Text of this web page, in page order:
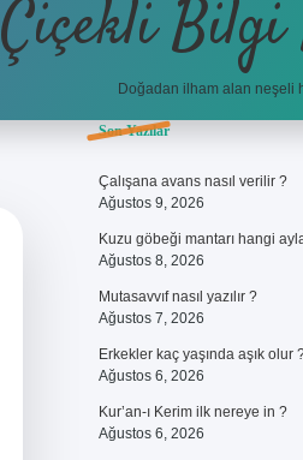
Çiçekli Bilgi
Doğadan ilham alan neşeli
Sidebar
Son Yazılar
Çalışana avans nasıl verilir ?
Ağustos 9, 2026
Kuzu göbeği mantarı hangi
Ağustos 8, 2026
Mutasavvıf nasıl yazılır ?
Ağustos 7, 2026
Erkekler kaç yaşında aşık olur
Ağustos 6, 2026
Kur’an-ı Kerim ilk nereye in ?
Ağustos 6, 2026